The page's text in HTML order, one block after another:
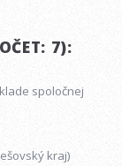
7):
spoločnej
kraj)